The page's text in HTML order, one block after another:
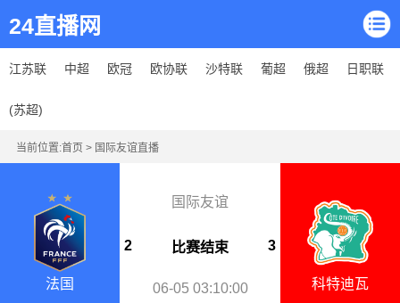
24直播网
江苏联
(苏超)
中超 欧冠 欧协联 沙特联 葡超 俄超 日职联
当前位置:首页 > 国际友谊直播
法国
国际友谊
2 比赛结束 3
06-05 03:10:00 科特迪瓦